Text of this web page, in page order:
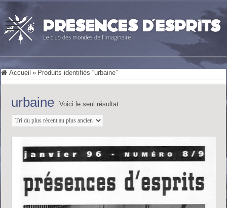
Accueil » Produits identifiés “urbaine”
urbaine Voici le seul résultat